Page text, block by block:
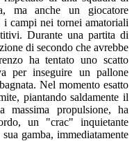
ma anche un giocatore
i campi nei tornei amatoriali
Durante una partita di
di secondo che avrebbe
ha tentato uno scatto
per inseguire un pallone
Nel momento esatto
piantando saldamente il
massima propulsione, ha
un "crac" inquietante
gamba, immediatamente